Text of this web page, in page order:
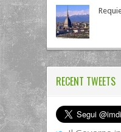
RECENT TWEETS